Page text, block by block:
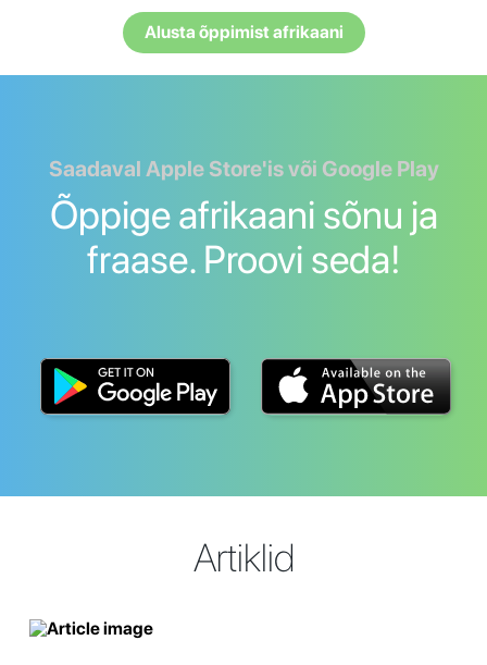
Alusta õppimist afrikaani
Saadaval Apple Store'is või Google Play
Õppige afrikaani sõnu ja
fraase. Proovi seda!
Artiklid